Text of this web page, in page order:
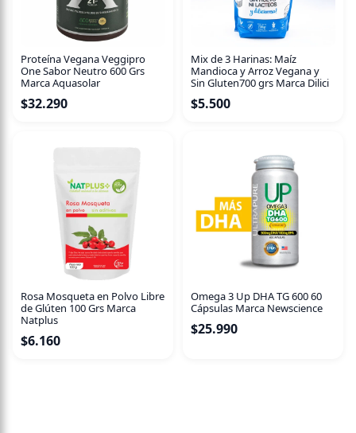
Proteína Vegana Veggipro
One Sabor Neutro 600 Grs
Marca Aquasolar
$32.290
Mix de 3 Harinas: Maíz
Mandioca y Arroz Vegana y
Sin Gluten700 grs Marca Dilici
$5.500
Rosa Mosqueta en Polvo Libre
de Glúten 100 Grs Marca
Natplus
$6.160
Omega 3 Up DHA TG 600 60
Cápsulas Marca Newscience
$25.990